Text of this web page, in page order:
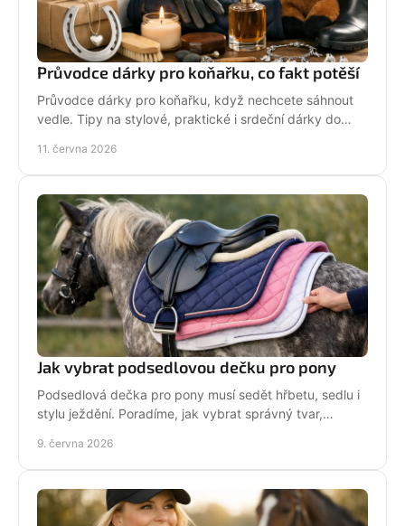
Průvodce dárky pro koňařku, co fakt potěší
Průvodce dárky pro koňařku, když nechcete sáhnout
vedle. Tipy na stylové, praktické i srdeční dárky do
11. června 2026
Jak vybrat podsedlovou dečku pro pony
Podsedlová dečka pro pony musí sedět hřbetu, sedlu i
stylu ježdění. Poradíme, jak vybrat správný tvar,
9. června 2026